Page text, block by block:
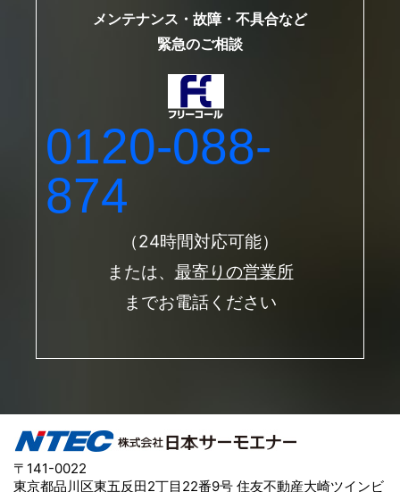
メンテナンス・故障・不具合など
緊急のご相談
0120-088-
874
（24時間対応可能）
または、 最寄りの営業所
までお電話ください
〒141-0022
東京都品川区東五反田2丁目22番9号 住友不動産大崎ツインビ